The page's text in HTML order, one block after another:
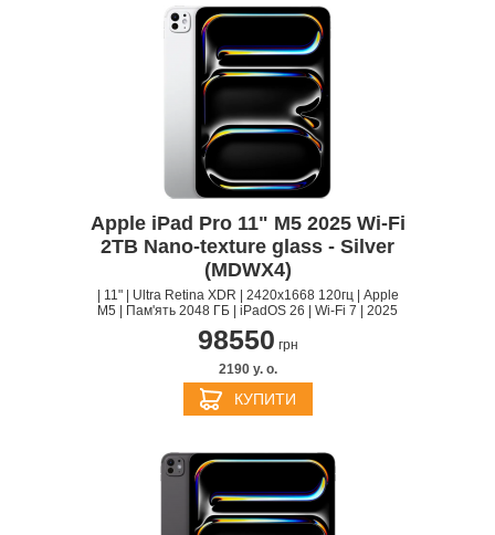
Apple iPad Pro 11" M5 2025 Wi-Fi
2TB Nano-texture glass - Silver
(MDWX4)
| 11" | Ultra Retina XDR | 2420x1668 120гц | Apple
M5 | Пам'ять 2048 ГБ | iPadOS 26 | Wi-Fi 7 | 2025
98550 грн
2190 y. о.
КУПИТИ